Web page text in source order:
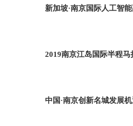
新加坡·南京国际人工智
2019南京江岛国际半程马
中国·南京创新名城发展